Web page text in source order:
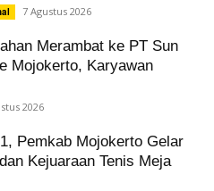
7 Agustus 2026
Merambat ke PT Sun
Mojokerto, Karyawan
2026
Pemkab Mojokerto Gelar
Kejuaraan Tenis Meja